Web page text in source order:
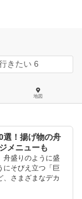
きたい 6
地図
選！揚げ物の舟
メニューも
舟盛りのように盛
にそびえ立つ「巨
、さまざまなデカ